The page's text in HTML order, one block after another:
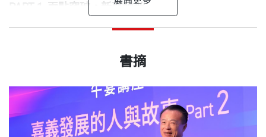
本書記錄的，正是這8年縣府團隊辛勤整地的故事。5
度榮獲「5星首長」肯定的翁章梁縣長認為，「雖然
的根、科技工業的起飛及文化的積累，每一份努力都
會成為照亮嘉義的力量。2025至2035年，將是嘉義
兩點突破，新嘉發光
支持
2 無人機國家隊在嘉義—新興產業也能在農業縣扎根
親連續生了六個女兒，最終才在1965 年盼來翁章梁
呱呱墜地。在他的成長過程中，最大的姊姊大他15
歲，三姊大他12 歲，翁章梁還在求學階段時，她們
揮執行力，才能提升地方競爭力，人民才會有生命
錄，也值得被推廣。
——高希均／遠見．天下文化事業群創辦人
國立成功大學中文系畢業。曾任職華克文化《Esquir
撰稿人。
書號 BGB627
書摘